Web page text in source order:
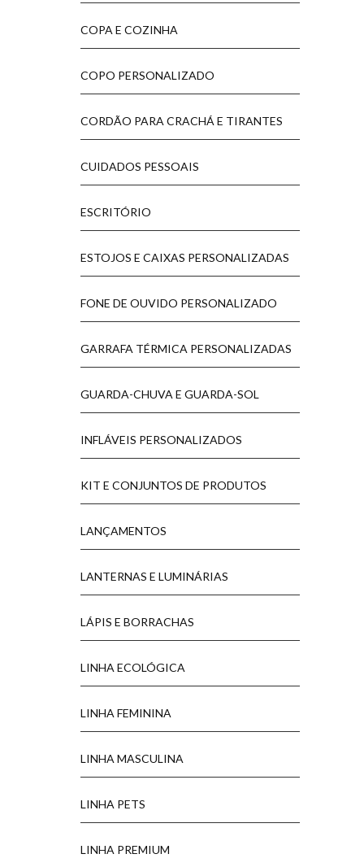
COPA E COZINHA
COPO PERSONALIZADO
CORDÃO PARA CRACHÁ E TIRANTES
CUIDADOS PESSOAIS
ESCRITÓRIO
ESTOJOS E CAIXAS PERSONALIZADAS
FONE DE OUVIDO PERSONALIZADO
GARRAFA TÉRMICA PERSONALIZADAS
GUARDA-CHUVA E GUARDA-SOL
INFLÁVEIS PERSONALIZADOS
KIT E CONJUNTOS DE PRODUTOS
LANÇAMENTOS
LANTERNAS E LUMINÁRIAS
LÁPIS E BORRACHAS
LINHA ECOLÓGICA
LINHA FEMININA
LINHA MASCULINA
LINHA PETS
LINHA PREMIUM